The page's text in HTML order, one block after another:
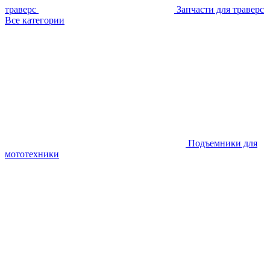
траверс
Запчасти для траверс
Все категории
Подъемники для
мототехники